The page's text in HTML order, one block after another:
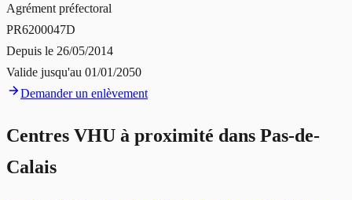
Agrément préfectoral
PR6200047D
Depuis le 26/05/2014
Valide jusqu'au 01/01/2050
Demander un enlèvement
Centres VHU à proximité dans Pas-de-
Calais